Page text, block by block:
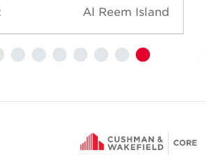
Al Reem Island